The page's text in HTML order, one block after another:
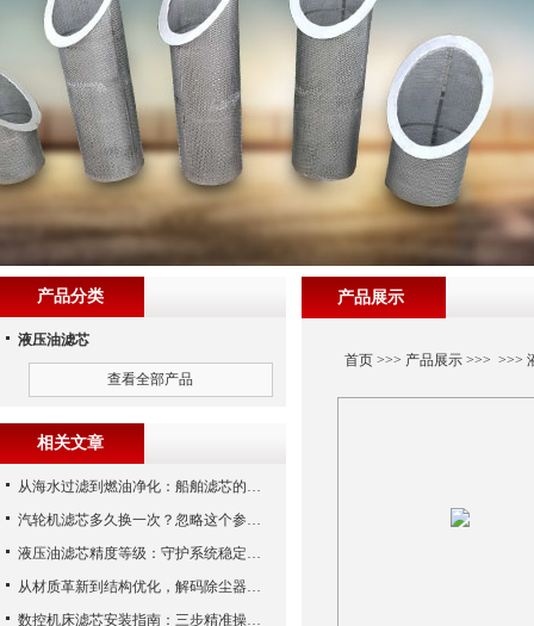
产品展示
首页>>> 产品展示>>> >>>
产品分类
液压油滤芯
查看全部产品
相关文章
从海水过滤到燃油净化：船舶滤芯的多场景应用解析
汽轮机滤芯多久换一次？忽略这个参数，机组非停损失可能上百万！
液压油滤芯精度等级：守护系统稳定与寿命的“微米标尺”
从材质革新到结构优化，解码除尘器滤芯性能跃升的核心逻辑
数控机床滤芯安装指南：三步精准操作，杜绝设备“亚健康”